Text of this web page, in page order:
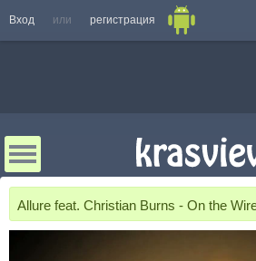
Вход или регистрация
Allure feat. Christian Burns - On the